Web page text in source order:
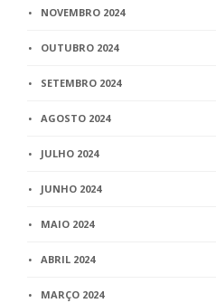
NOVEMBRO 2024
OUTUBRO 2024
SETEMBRO 2024
AGOSTO 2024
JULHO 2024
JUNHO 2024
MAIO 2024
ABRIL 2024
MARÇO 2024